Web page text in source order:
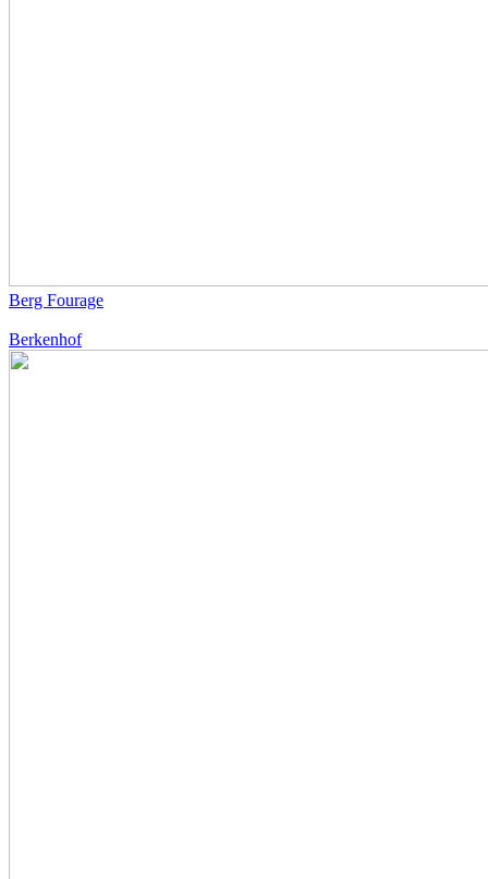
Berg Fourage
Berkenhof